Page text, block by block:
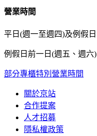
營業時間
平日(週一至週四)及例假日
例假日前一日(週五、週六)
部分專櫃特別營業時間
關於京站
合作提案
人才招募
隱私權政策